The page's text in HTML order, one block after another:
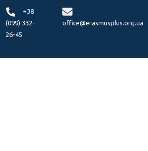
+38
(099) 332-
26-45
office@erasmusplus.org.ua